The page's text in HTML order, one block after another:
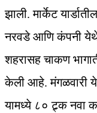
झाली. मार्केट
नरवडे आणि कंपनी
शहरासह चाकण
केली आहे. मंगळवारी
यामध्ये ८० ट्र्क नवा